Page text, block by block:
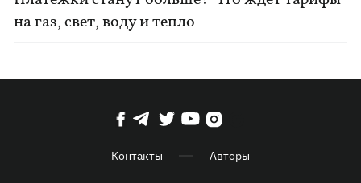
на газ, свет, воду и тепло
Контакты Авторы